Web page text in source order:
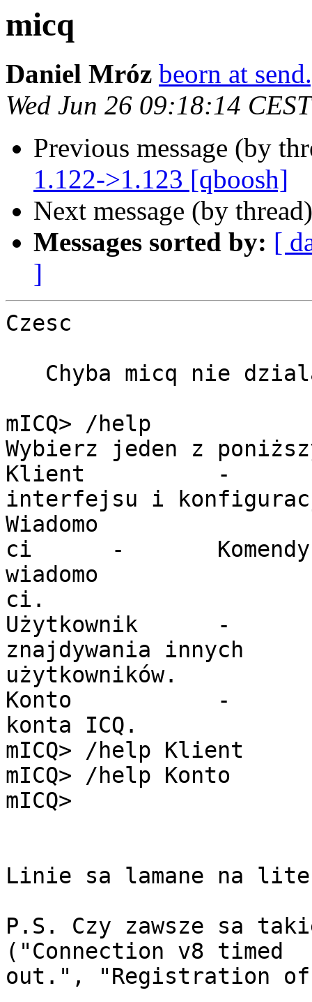
micq
Daniel Mróz beorn at
Wed Jun 26 09:18:14
Previous message (by
1.122->1.123 [qboosh]
Next message (by
Messages sorted by: [
]
Czesc
mICQ> /help
Wybierz jeden z
Klient          -
interfejsu i
Wiadomo
ci      -       Komendy
wiadomo
ci.
Użytkownik      -
znajdywania innych
użytkowników.
Konto           -
konta ICQ.
mICQ> /help Klient
mICQ> /help Konto
mICQ>
Linie sa lamane na
P.S. Czy zawsze sa
("Connection v8 timed
out.", "Registration of